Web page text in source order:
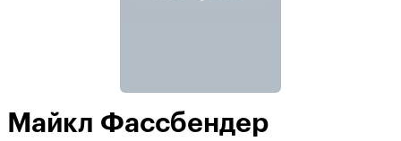
Майкл Фассбендер